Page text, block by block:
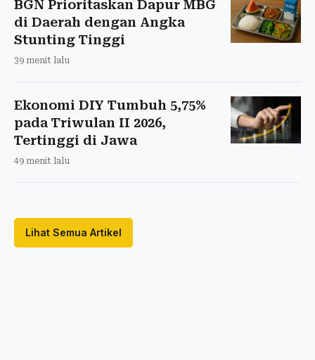
BGN Prioritaskan Dapur MBG
di Daerah dengan Angka
Stunting Tinggi
39 menit lalu
Ekonomi DIY Tumbuh 5,75%
pada Triwulan II 2026,
Tertinggi di Jawa
49 menit lalu
Lihat Semua Artikel